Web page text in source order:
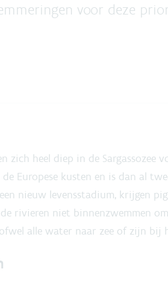
voor deze
heel diep in de Sargassozee
Europese kusten en is dan al
nieuw levensstadium, krijgen
rivieren niet binnenzwemmen
alle water naar zee of zijn bij